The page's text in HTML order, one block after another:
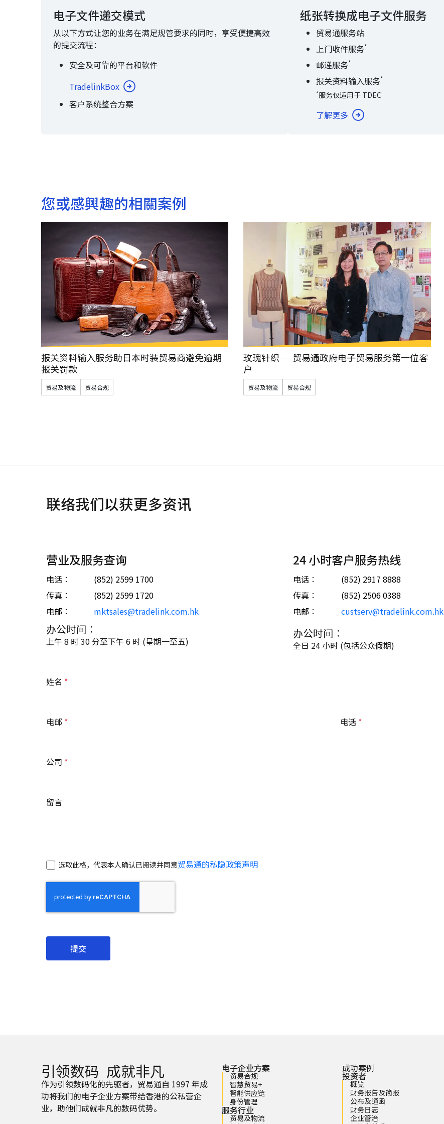
电子文件递交模式
从以下方式让您的业务在满足规管要求的同时，享受便捷高效
的提交流程：
安全及可靠的平台和软件
TradelinkBox
客户系统整合方案
纸张转换成电子文件服务
贸易通服务站
上门收件服务*
邮递服务*
报关资料输入服务*
*服务仅适用于 TDEC
了解更多
您或感興趣的相關案例
报关资料输入服务助日本时装贸易商避免逾期
报关罚款
贸易及物流 贸易合规
玫瑰针织 ─ 贸易通政府电子贸易服务第一位客
户
贸易及物流 贸易合规
联络我们以获更多资讯
营业及服务查询
电话︰
(852) 2599 1700
传真︰
(852) 2599 1720
电邮︰
mktsales@tradelink.com.hk
办公时间︰
上午 8 时 30 分至下午 6 时 (星期一至五)
24 小时客户服务热线
电话︰
(852) 2917 8888
传真︰
(852) 2506 0388
电邮︰
custserv@tradelink.com.hk
办公时间︰
全日 24 小时 (包括公众假期)
姓名
电邮 电话
公司
留言
选取此格，代表本人确认已阅读并同意贸易通的私隐政策声明
提交
引领数码 成就非凡
作为引领数码化的先驱者，贸易通自 1997 年成
功将我们的电子企业方案带给香港的公私营企
业，助他们成就非凡的数码优势。
电子企业方案
贸易合规
智慧贸易+
智能供应链
身份管理
服务行业
贸易及物流
成功案例
投资者
概览
财务报告及简报
公布及通函
财务日志
企业管治